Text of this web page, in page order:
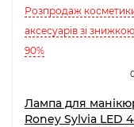
Розпродаж
аксесуарів зі
90%
Лампа для
Roney Sylvia LED